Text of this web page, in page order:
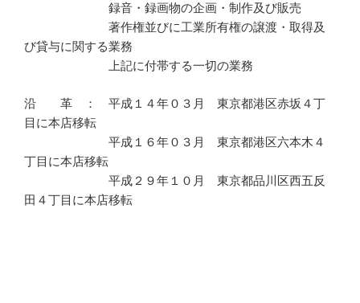
録音・録画物の企画・制作及び販売
著作権並びに工業所有権の譲渡・取得及
び貸与に関する業務
上記に付帯する一切の業務
沿 革 ： 平成１４年０３月 東京都港区赤坂４丁
目に本店移転
平成１６年０３月 東京都港区六本木４
丁目に本店移転
平成２９年１０月 東京都品川区西五反
田４丁目に本店移転